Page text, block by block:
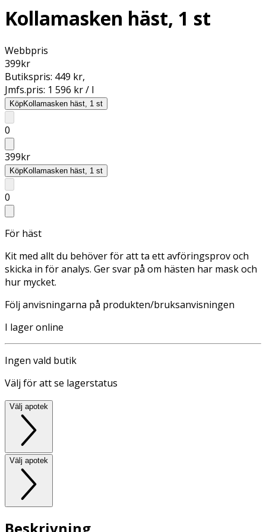
Kollamasken häst, 1 st
Webbpris
399kr
Butikspris: 449 kr,
Jmfs.pris: 1 596 kr / l
KöpKollamasken häst, 1 st
0
399kr
KöpKollamasken häst, 1 st
0
För häst
Kit med allt du behöver för att ta ett avföringsprov och
skicka in för analys. Ger svar på om hästen har mask och
hur mycket.
Följ anvisningarna på produkten/bruksanvisningen
I lager online
Ingen vald butik
Välj för att se lagerstatus
Välj apotek
Välj apotek